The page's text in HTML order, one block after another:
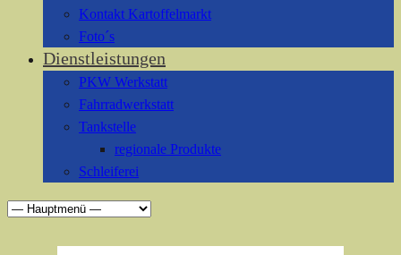
Kontakt Kartoffelmarkt
Foto´s
Dienstleistungen
PKW Werkstatt
Fahrradwerkstatt
Tankstelle
regionale Produkte
Schleiferei